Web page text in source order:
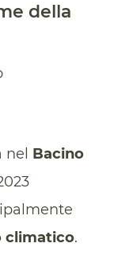
della
nel Bacino
climatico.